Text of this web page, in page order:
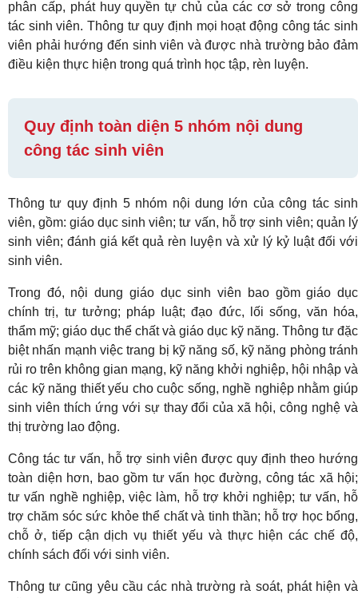
phân cấp, phát huy quyền tự chủ của các cơ sở trong công
tác sinh viên. Thông tư quy định mọi hoạt động công tác sinh
viên phải hướng đến sinh viên và được nhà trường bảo đảm
điều kiện thực hiện trong quá trình học tập, rèn luyện.
Quy định toàn diện 5 nhóm nội dung
công tác sinh viên
Thông tư quy định 5 nhóm nội dung lớn của công tác sinh
viên, gồm: giáo dục sinh viên; tư vấn, hỗ trợ sinh viên; quản lý
sinh viên; đánh giá kết quả rèn luyện và xử lý kỷ luật đối với
sinh viên.
Trong đó, nội dung giáo dục sinh viên bao gồm giáo dục
chính trị, tư tưởng; pháp luật; đạo đức, lối sống, văn hóa,
thẩm mỹ; giáo dục thể chất và giáo dục kỹ năng. Thông tư đặc
biệt nhấn mạnh việc trang bị kỹ năng số, kỹ năng phòng tránh
rủi ro trên không gian mạng, kỹ năng khởi nghiệp, hội nhập và
các kỹ năng thiết yếu cho cuộc sống, nghề nghiệp nhằm giúp
sinh viên thích ứng với sự thay đổi của xã hội, công nghệ và
thị trường lao động.
Công tác tư vấn, hỗ trợ sinh viên được quy định theo hướng
toàn diện hơn, bao gồm tư vấn học đường, công tác xã hội;
tư vấn nghề nghiệp, việc làm, hỗ trợ khởi nghiệp; tư vấn, hỗ
trợ chăm sóc sức khỏe thể chất và tinh thần; hỗ trợ học bổng,
chỗ ở, tiếp cận dịch vụ thiết yếu và thực hiện các chế độ,
chính sách đối với sinh viên.
Thông tư cũng yêu cầu các nhà trường rà soát, phát hiện và